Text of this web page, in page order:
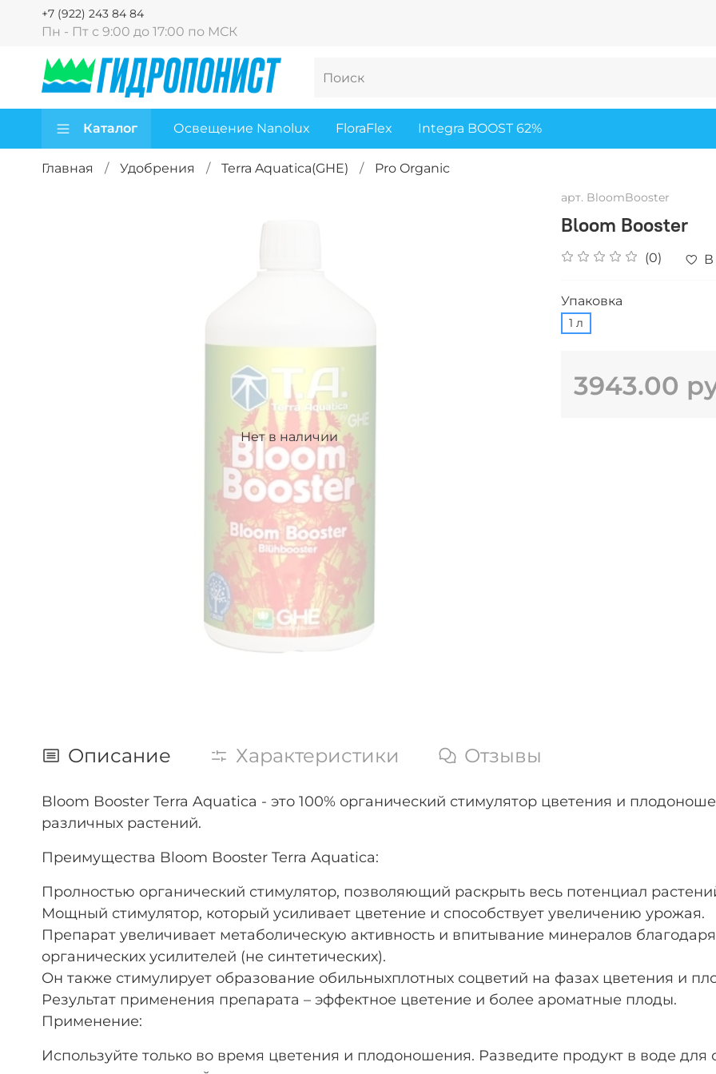
Пн - Пт с 9:00 до 17:00 по МСК
+7 (922) 243 84 84
Каталог Освещение Nanolux FloraFlex Integra BOOST 62%
Главная Удобрения Terra Aquatica(GHE) Pro Organic
Нет в наличии
арт. BloomBooster
Bloom Booster
(0)
Упаковка
1 л
3943.00
Описание Характеристики Отзывы
Bloom Booster Terra Aquatica - это 100% органический стимулятор цветения и
различных растений.
Преимущества Bloom Booster Terra Aquatica:
Пролностью органический стимулятор, позволяющий раскрыть весь потенциал
Мощный стимулятор, который усиливает цветение и способствует увеличению урожая.
Препарат увеличивает метаболическую активность и впитывание минералов
органических усилителей (не синтетических).
Он также стимулирует образование обильныхплотных соцветий на фазах цветения и
Результат применения препарата – эффектное цветение и более ароматные плоды.
Применение:
Используйте только во время цветения и плодоношения. Разведите продукт в воде